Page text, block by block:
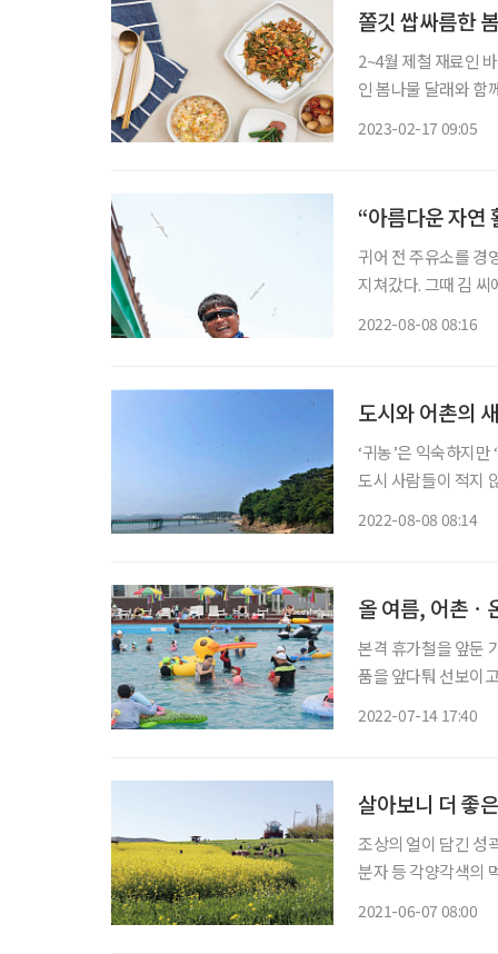
쫄깃 쌉싸름한
2~4월 제철 재료인
인 봄나물 달래와 함께 이른 봄을 맞이해
2023-02-17 09:05
“아름다운 자연
귀어 전 주유소를 경
지쳐갔다. 그때 김
2022-08-08 08:16
도시와 어촌의
‘귀농’은 익숙하지
도시 사람들이 적지
2022-08-08 08:14
올 여름, 어촌ㆍ
본격 휴가철을 앞둔
품을 앞다퉈 선보이고 있다. 해양수산부가 증가하는 관광 수요를 한
2022-07-14 17:40
살아보니 더 좋
조상의 얼이 담긴 성
분자 등 각양각색의
2021-06-07 08:00